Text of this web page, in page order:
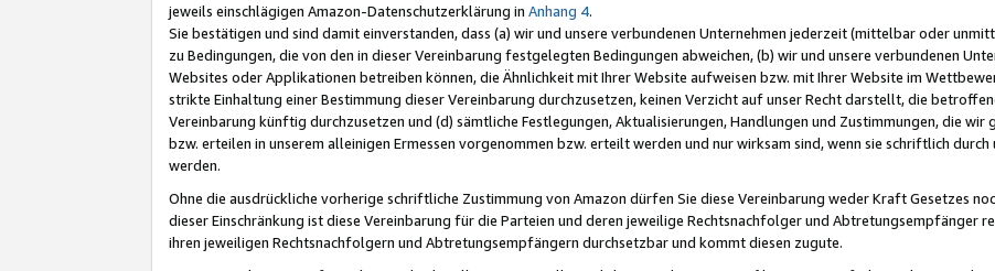
jeweils einschlägigen Amazon-Datenschutzerklärung in Anhang 4.
Sie bestätigen und sind damit einverstanden, dass (a) wir und unsere verbundenen Unternehmen jederzeit (mittelbar oder
zu Bedingungen, die von den in dieser Vereinbarung festgelegten Bedingungen abweichen, (b) wir und unsere verbundenen
Websites oder Applikationen betreiben können, die Ähnlichkeit mit Ihrer Website aufweisen bzw. mit Ihrer Website im
strikte Einhaltung einer Bestimmung dieser Vereinbarung durchzusetzen, keinen Verzicht auf unser Recht darstellt, die
Vereinbarung künftig durchzusetzen und (d) sämtliche Festlegungen, Aktualisierungen, Handlungen und Zustimmungen, die wir
bzw. erteilen in unserem alleinigen Ermessen vorgenommen bzw. erteilt werden und nur wirksam sind, wenn sie schriftlich
werden.
Ohne die ausdrückliche vorherige schriftliche Zustimmung von Amazon dürfen Sie diese Vereinbarung weder Kraft Gesetzes
dieser Einschränkung ist diese Vereinbarung für die Parteien und deren jeweilige Rechtsnachfolger und Abtretungsempfänger
ihren jeweiligen Rechtsnachfolgern und Abtretungsempfängern durchsetzbar und kommt diesen zugute.